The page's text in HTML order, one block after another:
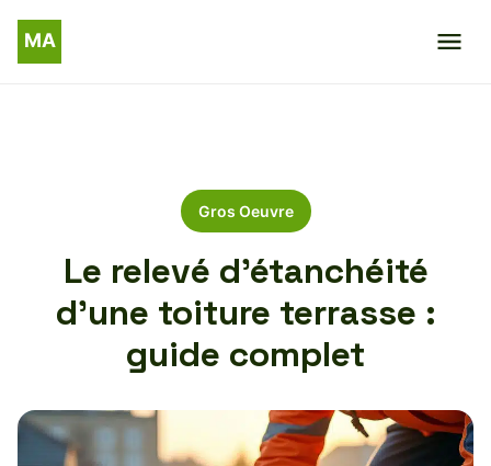
Gros Oeuvre
Le relevé d’étanchéité
d’une toiture terrasse :
guide complet